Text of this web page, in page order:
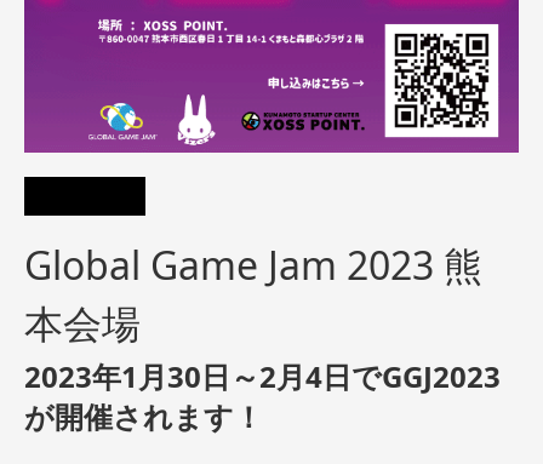
Global Game Jam 2023 熊
本会場
2023年1月30日～2月4日でGGJ2023
が開催されます！